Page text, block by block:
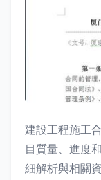
建設工程施工
目質量、進度
細解析與相關